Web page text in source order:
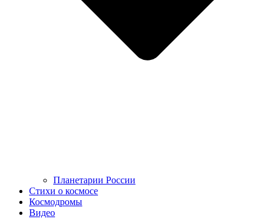
Планетарии России
Стихи о космосе
Космодромы
Видео